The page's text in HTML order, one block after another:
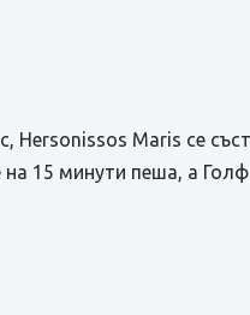
Maris се
15 минути пеша, а